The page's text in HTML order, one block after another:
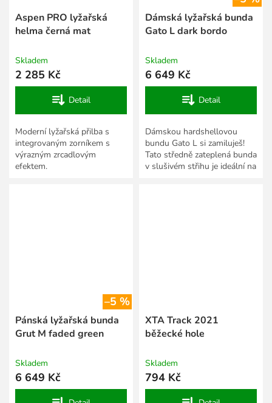
Aspen PRO lyžařská
helma černá mat
Skladem
2 285 Kč
Detail
Moderní lyžařská přilba s
integrovaným zorníkem s
výrazným zrcadlovým
efektem.
Dámská lyžařská bunda
Gato L dark bordo
Skladem
6 649 Kč
Detail
Dámskou hardshellovou
bundu Gato L si zamiluješ!
Tato středně zateplená bunda
v slušivém střihu je ideální na
–5 %
Pánská lyžařská bunda
Grut M faded green
Skladem
6 649 Kč
XTA Track 2021
běžecké hole
Skladem
794 Kč